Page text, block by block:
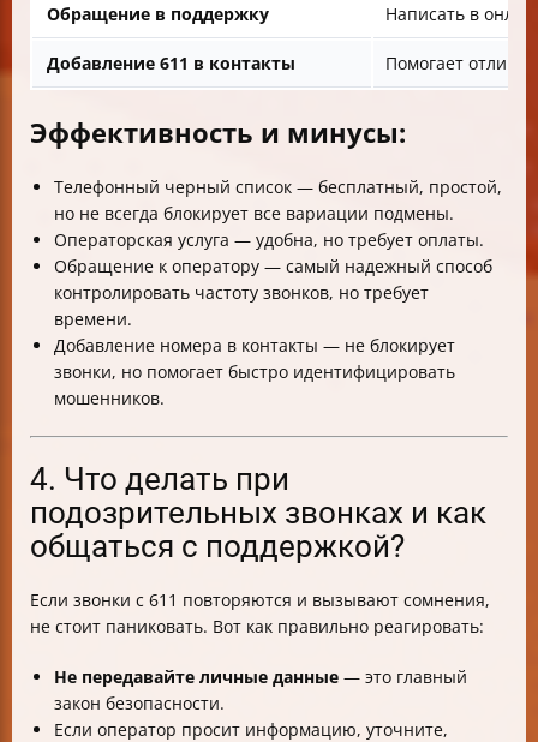
Обращение в поддержку Написать в
Добавление 611 в контакты Помогает
Эффективность и минусы:
Телефонный черный список — бесплатный, простой,
но не всегда блокирует все вариации подмены.
Операторская услуга — удобна, но требует оплаты.
Обращение к оператору — самый надежный способ
контролировать частоту звонков, но требует
времени.
Добавление номера в контакты — не блокирует
звонки, но помогает быстро идентифицировать
мошенников.
4. Что делать при
подозрительных звонках и как
общаться с поддержкой?
Если звонки с 611 повторяются и вызывают сомнения,
не стоит паниковать. Вот как правильно реагировать:
Не передавайте личные данные — это главный
закон безопасности.
Если оператор просит информацию, уточните,